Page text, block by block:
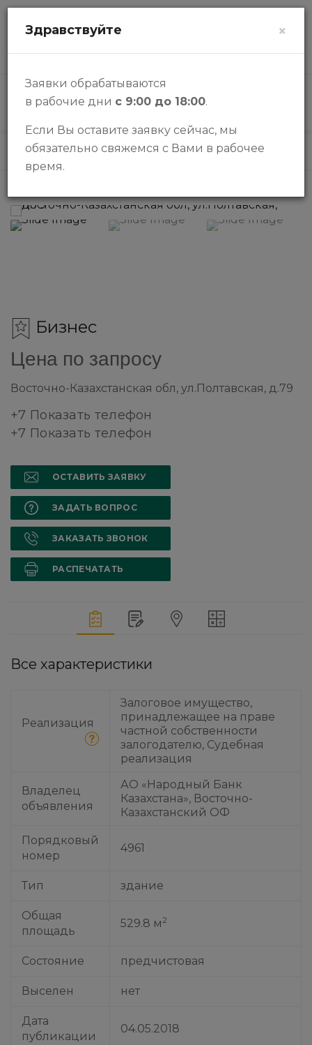
КАТАЛОГ
Каталог Бизнес Бизнес
Бизнес
Цена по запросу
Восточно-Казахстанская обл, ул.Полтавская, д.79
+7 Показать телефон
+7 Показать телефон
ОСТАВИТЬ ЗАЯВКУ
ЗАДАТЬ ВОПРОС
ЗАКАЗАТЬ ЗВОНОК
РАСПЕЧАТАТЬ
Все характеристики
Реализация
Залоговое имущество,
принадлежащее на праве
частной собственности
залогодателю, Судебная
реализация
Владелец
объявления
АО «Народный Банк
Казахстана», Восточно-
Казахстанский ОФ
Порядковый
номер
4961
Тип здание
Общая
площадь
529.8 м 2
Состояние предчистовая
Выселен нет
Дата
публикации
04.05.2018
×
Здравствуйте
Заявки обрабатываются
в рабочие дни с 9:00 до 18:00.
Если Вы оставите заявку сейчас, мы
обязательно свяжемся с Вами в рабочее
время.